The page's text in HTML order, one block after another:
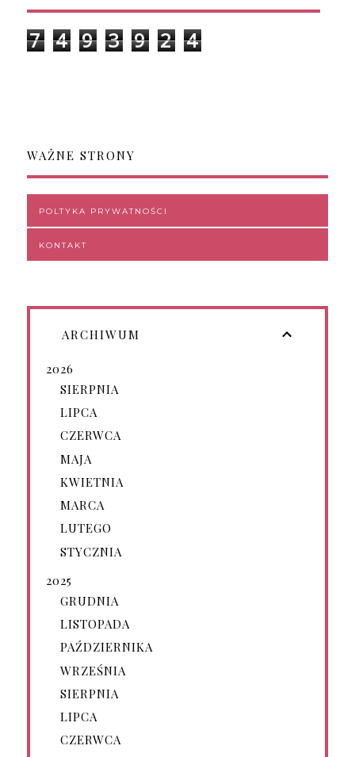
7 4 9 3 9 2 4
WAŻNE STRONY
POLTYKA PRYWATNOŚCI
KONTAKT
ARCHIWUM
2026
SIERPNIA
LIPCA
CZERWCA
MAJA
KWIETNIA
MARCA
LUTEGO
STYCZNIA
2025
GRUDNIA
LISTOPADA
PAŹDZIERNIKA
WRZEŚNIA
SIERPNIA
LIPCA
CZERWCA